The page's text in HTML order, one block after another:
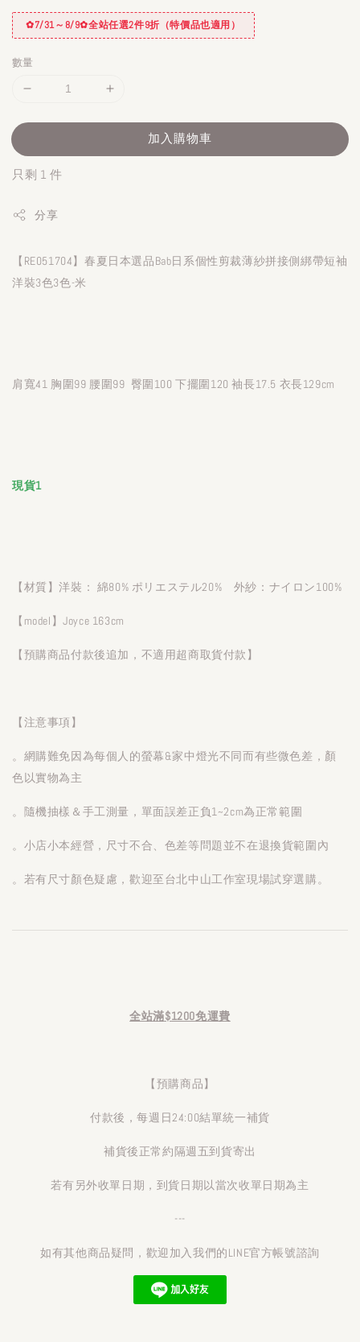
✿7/31～8/9✿全站任選2件9折（特價品也適用）
數量
加入購物車
只剩 1 件
分享
【RE051704】春夏日本選品Bab日系個性剪裁薄紗拼接側綁帶短袖
洋裝3色3色-米
肩寬41 胸圍99 腰圍99 臀圍100 下擺圍120 袖長17.5 衣長129cm
現貨1
【材質】洋裝： 綿80% ポリエステル20% 外紗：ナイロン100%
【model】Joyce 163cm
【預購商品付款後追加，不適用超商取貨付款】
【注意事項】
。網購難免因為每個人的螢幕&家中燈光不同而有些微色差，顏
色以實物為主
。隨機抽樣＆手工測量，單面誤差正負1~2cm為正常範圍
。小店小本經營，尺寸不合、色差等問題並不在退換貨範圍內
。若有尺寸顏色疑慮，歡迎至台北中山工作室現場試穿選購。
全站滿$1200免運費
【預購商品】
付款後，每週日24:00結單統一補貨
補貨後正常約隔週五到貨寄出
若有另外收單日期，到貨日期以當次收單日期為主
---
如有其他商品疑問，歡迎加入我們的LINE官方帳號諮詢